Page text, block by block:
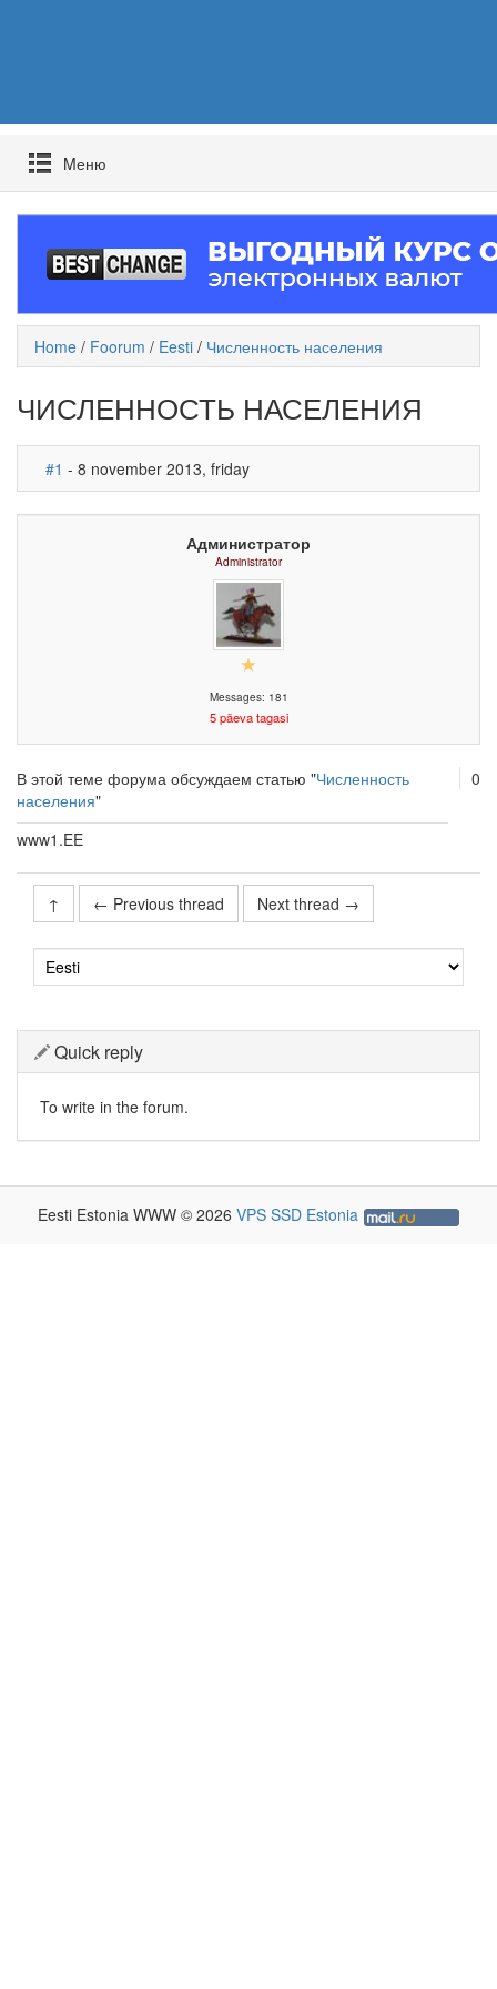
Mеню
Home / Foorum / Eesti / Численность населения
ЧИСЛЕННОСТЬ НАСЕЛЕНИЯ
#1 - 8 november 2013, friday
Администратор
Administrator
Messages: 181
5 päeva tagasi
0
В этой теме форума обсуждаем статью "Численность
населения"
www1.EE
↑ ← Previous thread Next thread →
Quick reply
To write in the forum.
Eesti Estonia WWW © 2026 VPS SSD Estonia